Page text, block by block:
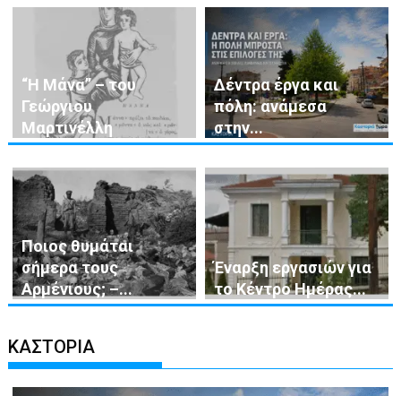
“Η Μάνα” – του
Γεώργιου
Μαρτινέλλη
Δέντρα έργα και
πόλη: ανάμεσα
στην...
Ποιος θυμάται
σήμερα τους
Αρμένιους; –...
Έναρξη εργασιών για
το Κέντρο Ημέρας...
ΚΑΣΤΟΡΙΑ